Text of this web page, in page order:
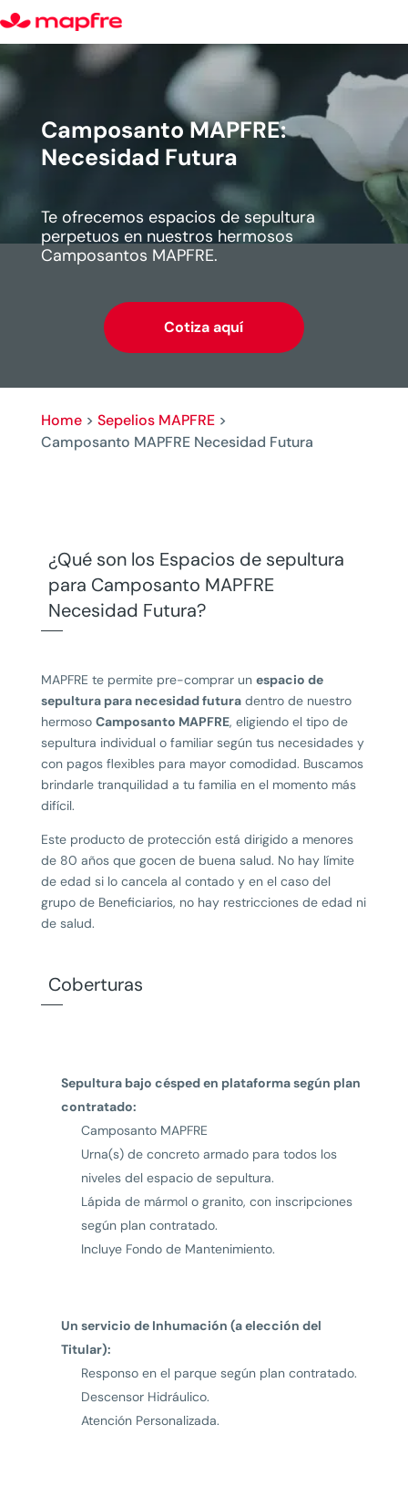
Camposanto MAPFRE:
Necesidad Futura
Te ofrecemos espacios de sepultura
perpetuos en nuestros hermosos
Camposantos MAPFRE.
Cotiza aquí
Home> Sepelios MAPFRE>
Camposanto MAPFRE Necesidad Futura
¿Qué son los Espacios de sepultura
para Camposanto MAPFRE
Necesidad Futura?
MAPFRE te permite pre-comprar un espacio de
sepultura para necesidad futuradentro de nuestro
hermoso Camposanto MAPFRE, eligiendo el tipo de
sepultura individual o familiar según tus necesidades y
con pagos flexibles para mayor comodidad. Buscamos
brindarle tranquilidad a tu familia en el momento más
difícil.
Este producto de protección está dirigido a menores
de 80 años que gocen de buena salud. No hay límite
de edad si lo cancela al contado y en el caso del
grupo de Beneficiarios, no hay restricciones de edad ni
de salud.
Coberturas
Sepultura bajo césped en plataforma según plan
contratado:
Camposanto MAPFRE
Urna(s) de concreto armado para todos los
niveles del espacio de sepultura.
Lápida de mármol o granito, con inscripciones
según plan contratado.
Incluye Fondo de Mantenimiento.
Un servicio de Inhumación (a elección del
Titular):
Responso en el parque según plan contratado.
Descensor Hidráulico.
Atención Personalizada.